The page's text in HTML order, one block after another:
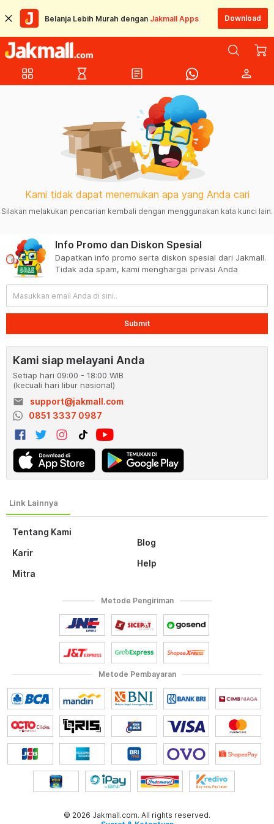
Belanja Lebih Murah dengan Jakmall Apps Download
grid_view hourglass_empty article person
Kami tidak dapat menemukan apa yang Anda cari
Silakan melakukan pencarian kembali dengan menggunakan kata kunci lain.
Tentang Kami
Karir
Mitra
Blog
Help
Info Promo dan Diskon Spesial
Dapatkan info promo serta diskon spesial dari Jakmall.
Tidak ada spam, kami menghargai privasi Anda
Submit
Kami siap melayani Anda
Setiap hari 09:00 - 18:00 WIB
(kecuali hari libur nasional)
email
support@jakmall.com
0851 3337 0987
Metode Pembayaran
Metode Pengiriman
© 2026 Jakmall.com. All rights reserved.